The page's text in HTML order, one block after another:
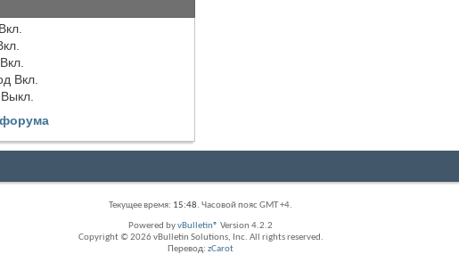
Вкл.
Вкл.
Вкл.
Выкл.
Текущее время: 15:48. Часовой пояс GMT +4.
Powered byvBulletin® Version 4.2.2
Copyright © 2026 vBulletin Solutions, Inc. All rights reserved.
Перевод: zCarot